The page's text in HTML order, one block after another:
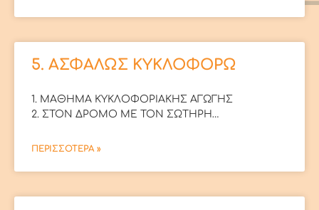
5. ΑΣΦΑΛΩΣ ΚΥΚΛΟΦΟΡΩ
1. ΜΑΘΗΜΑ ΚΥΚΛΟΦΟΡΙΑΚΗΣ ΑΓΩΓΗΣ
2. ΣΤΟΝ ΔΡΟΜΟ ΜΕ ΤΟΝ ΣΩΤΗΡΗ…
ΠΕΡΙΣΣΟΤΕΡΑ »